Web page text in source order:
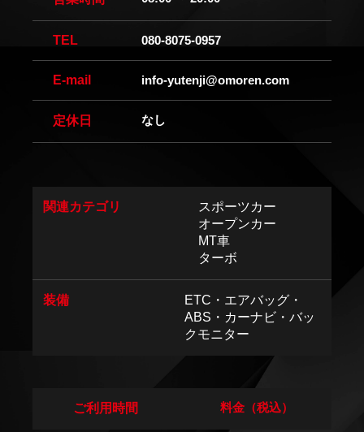
TEL 080-8075-0957
E-mail info-yutenji@omoren.com
定休日 なし
関連カテゴリ
スポーツカー
オープンカー
MT車
ターボ
装備
ETC・エアバッグ・
ABS・カーナビ・バッ
クモニター
ご利用時間 料金（税込）